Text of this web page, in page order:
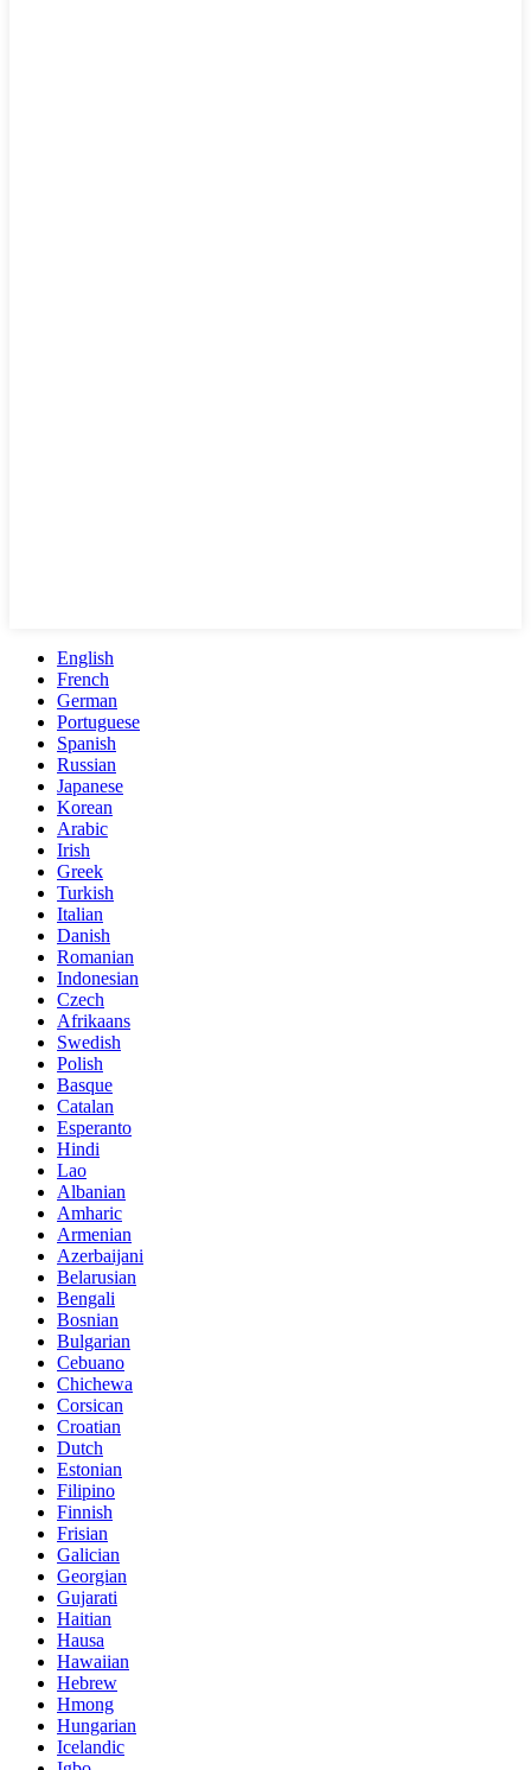
English
French
German
Portuguese
Spanish
Russian
Japanese
Korean
Arabic
Irish
Greek
Turkish
Italian
Danish
Romanian
Indonesian
Czech
Afrikaans
Swedish
Polish
Basque
Catalan
Esperanto
Hindi
Lao
Albanian
Amharic
Armenian
Azerbaijani
Belarusian
Bengali
Bosnian
Bulgarian
Cebuano
Chichewa
Corsican
Croatian
Dutch
Estonian
Filipino
Finnish
Frisian
Galician
Georgian
Gujarati
Haitian
Hausa
Hawaiian
Hebrew
Hmong
Hungarian
Icelandic